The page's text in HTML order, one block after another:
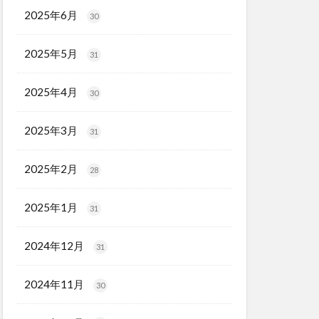
2025年6月 30
2025年5月 31
2025年4月 30
2025年3月 31
2025年2月 28
2025年1月 31
2024年12月 31
2024年11月 30